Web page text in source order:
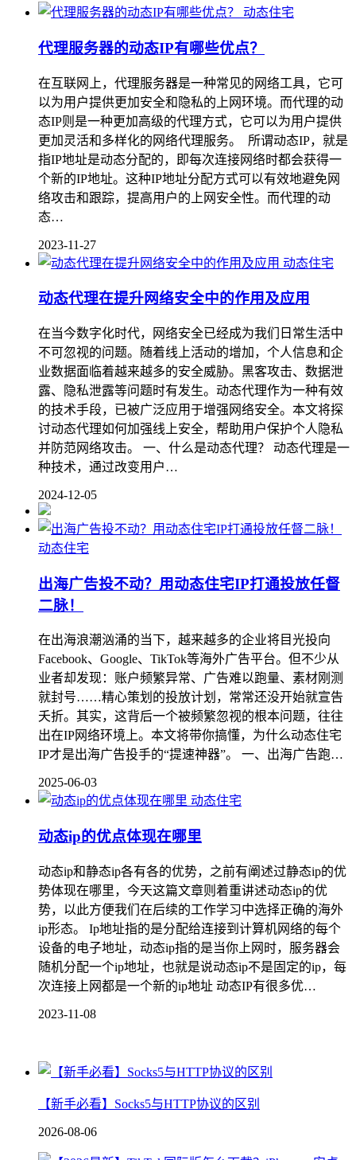
动态住宅
代理服务器的动态IP有哪些优点？
在互联网上，代理服务器是一种常见的网络工具，它可
以为用户提供更加安全和隐私的上网环境。而代理的动
态IP则是一种更加高级的代理方式，它可以为用户提供
更加灵活和多样化的网络代理服务。 所谓动态IP，就是
指IP地址是动态分配的，即每次连接网络时都会获得一
个新的IP地址。这种IP地址分配方式可以有效地避免网
络攻击和跟踪，提高用户的上网安全性。而代理的动
态…
2023-11-27
动态住宅
动态代理在提升网络安全中的作用及应用
在当今数字化时代，网络安全已经成为我们日常生活中
不可忽视的问题。随着线上活动的增加，个人信息和企
业数据面临着越来越多的安全威胁。黑客攻击、数据泄
露、隐私泄露等问题时有发生。动态代理作为一种有效
的技术手段，已被广泛应用于增强网络安全。本文将探
讨动态代理如何加强线上安全，帮助用户保护个人隐私
并防范网络攻击。 一、什么是动态代理？ 动态代理是一
种技术，通过改变用户…
2024-12-05
动态住宅
出海广告投不动？用动态住宅IP打通投放任督
二脉！
在出海浪潮汹涌的当下，越来越多的企业将目光投向
Facebook、Google、TikTok等海外广告平台。但不少从
业者却发现：账户频繁异常、广告难以跑量、素材刚测
就封号……精心策划的投放计划，常常还没开始就宣告
夭折。其实，这背后一个被频繁忽视的根本问题，往往
出在IP网络环境上。本文将带你搞懂，为什么动态住宅
IP才是出海广告投手的“提速神器”。 一、出海广告跑…
2025-06-03
动态住宅
动态ip的优点体现在哪里
动态ip和静态ip各有各的优势，之前有阐述过静态ip的优
势体现在哪里，今天这篇文章则着重讲述动态ip的优
势，以此方便我们在后续的工作学习中选择正确的海外
ip形态。 Ip地址指的是分配给连接到计算机网络的每个
设备的电子地址，动态ip指的是当你上网时，服务器会
随机分配一个ip地址，也就是说动态ip不是固定的ip，每
次连接上网都是一个新的ip地址 动态IP有很多优…
2023-11-08
【新手必看】Socks5与HTTP协议的区别
2026-08-06